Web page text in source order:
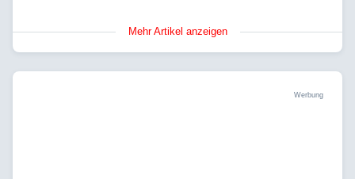
Mehr Artikel anzeigen
Werbung